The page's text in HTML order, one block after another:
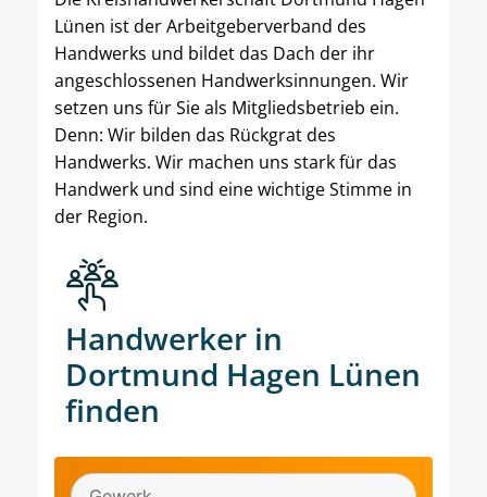
Lünen ist der Arbeitgeberverband des
Handwerks und bildet das Dach der ihr
angeschlossenen Handwerksinnungen. Wir
setzen uns für Sie als Mitgliedsbetrieb ein.
Denn: Wir bilden das Rückgrat des
Handwerks. Wir machen uns stark für das
Handwerk und sind eine wichtige Stimme in
der Region.
Handwerker in
Dortmund Hagen Lünen
finden